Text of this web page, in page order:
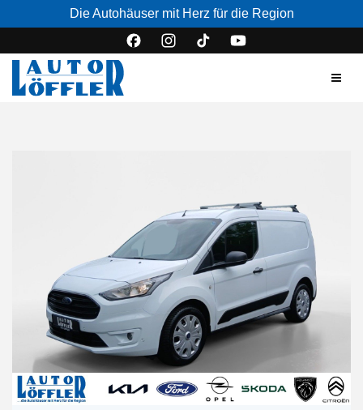
Die Autohäuser mit Herz für die Region